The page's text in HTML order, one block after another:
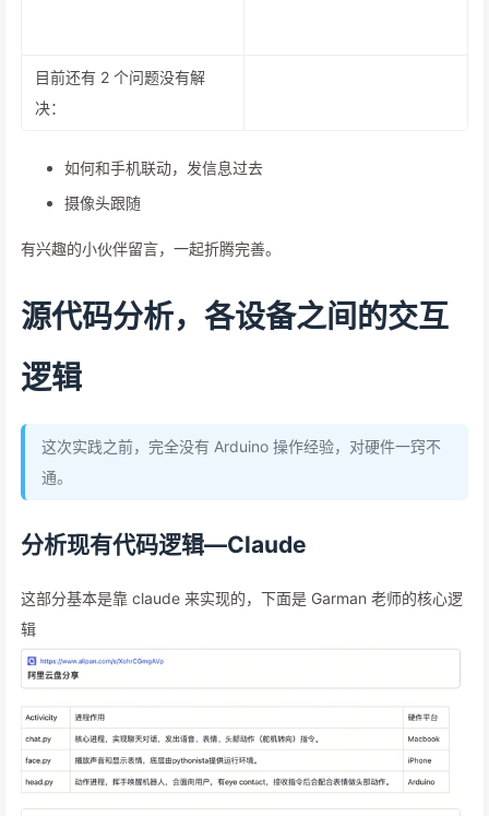
目前还有 2 个问题没有解
决：
如何和手机联动，发信息过去
摄像头跟随
有兴趣的小伙伴留言，一起折腾完善。
源代码分析，各设备之间的交互
逻辑
这次实践之前，完全没有 Arduino 操作经验，对硬件一窍不
通。
分析现有代码逻辑—Claude
这部分基本是靠 claude 来实现的，下面是 Garman 老师的核心逻
辑